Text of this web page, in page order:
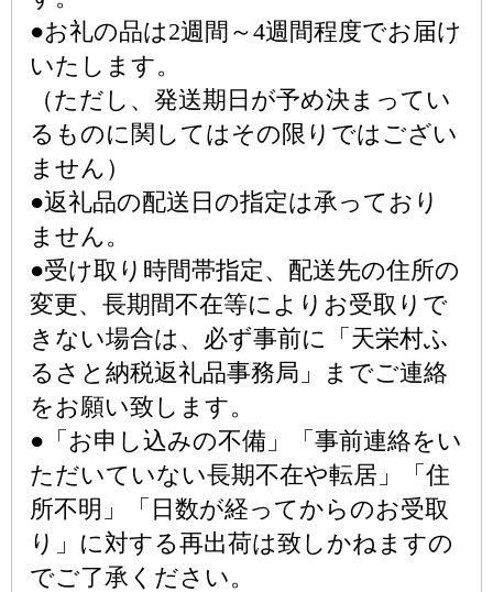
●お礼の品は2週間～4週間程度でお届け
いたします。
（ただし、発送期日が予め決まってい
るものに関してはその限りではござい
ません）
●返礼品の配送日の指定は承っており
ません。
●受け取り時間帯指定、配送先の住所の
変更、長期間不在等によりお受取りで
きない場合は、必ず事前に「天栄村ふ
るさと納税返礼品事務局」までご連絡
をお願い致します。
●「お申し込みの不備」「事前連絡をい
ただいていない長期不在や転居」「住
所不明」「日数が経ってからのお受取
り」に対する再出荷は致しかねますの
でご了承ください。